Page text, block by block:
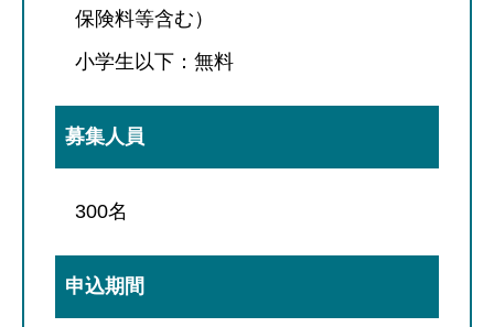
保険料等含む）
小学生以下：無料
募集人員
300名
申込期間